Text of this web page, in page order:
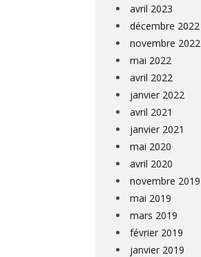
avril 2023
décembre 2022
novembre 2022
mai 2022
avril 2022
janvier 2022
avril 2021
janvier 2021
mai 2020
avril 2020
novembre 2019
mai 2019
mars 2019
février 2019
janvier 2019